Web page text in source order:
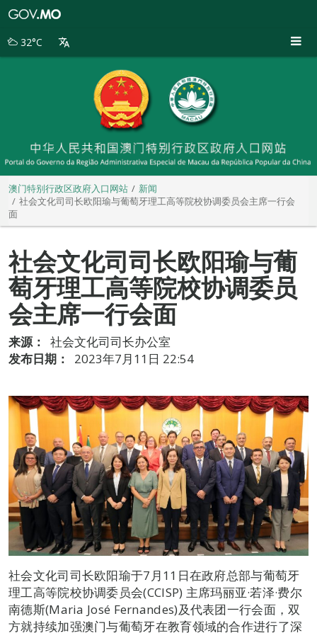
别
32°C
澳门特别行政区政府入口网站
新闻
社会文化司司长欧阳瑜与葡萄牙理工高等院校协调委员会主席一行会
面
社会文化司司长欧阳瑜与葡
萄牙理工高等院校协调委员
会主席一行会面
来源：
社会文化司司长办公室
发布日期：
2023年7月11日 22:54
社会文化司司长欧阳瑜于7月11日在政府总部与葡萄牙
理工高等院校协调委员会(CCISP) 主席玛丽亚·若泽·费尔
南德斯(Maria José Fernandes)及代表团一行会面，双
方就持续加强澳门与葡萄牙在教育领域的合作进行了深